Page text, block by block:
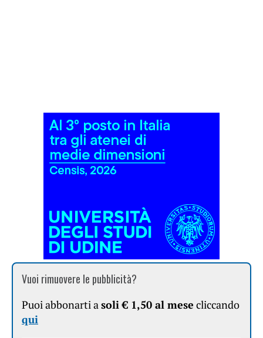
Vuoi rimuovere le pubblicità?
Puoi abbonarti asoli € 1,50 al mese cliccando
qui